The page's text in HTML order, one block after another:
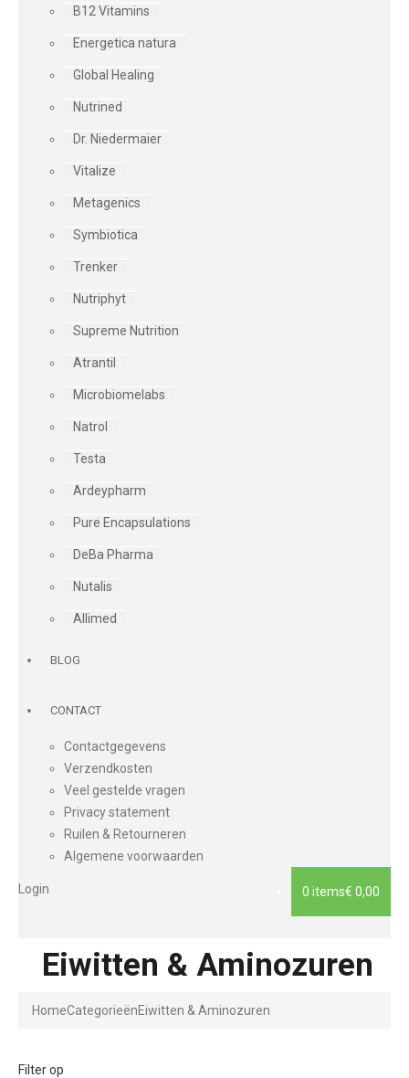
B12 Vitamins
Energetica natura
Global Healing
Nutrined
Dr. Niedermaier
Vitalize
Metagenics
Symbiotica
Trenker
Nutriphyt
Supreme Nutrition
Atrantil
Microbiomelabs
Natrol
Testa
Ardeypharm
Pure Encapsulations
DeBa Pharma
Nutalis
Allimed
BLOG
CONTACT
Contactgegevens
Verzendkosten
Veel gestelde vragen
Privacy statement
Ruilen & Retourneren
Algemene voorwaarden
0 items€ 0,00
Login
Eiwitten & Aminozuren
HomeCategorieënEiwitten & Aminozuren
Filter op